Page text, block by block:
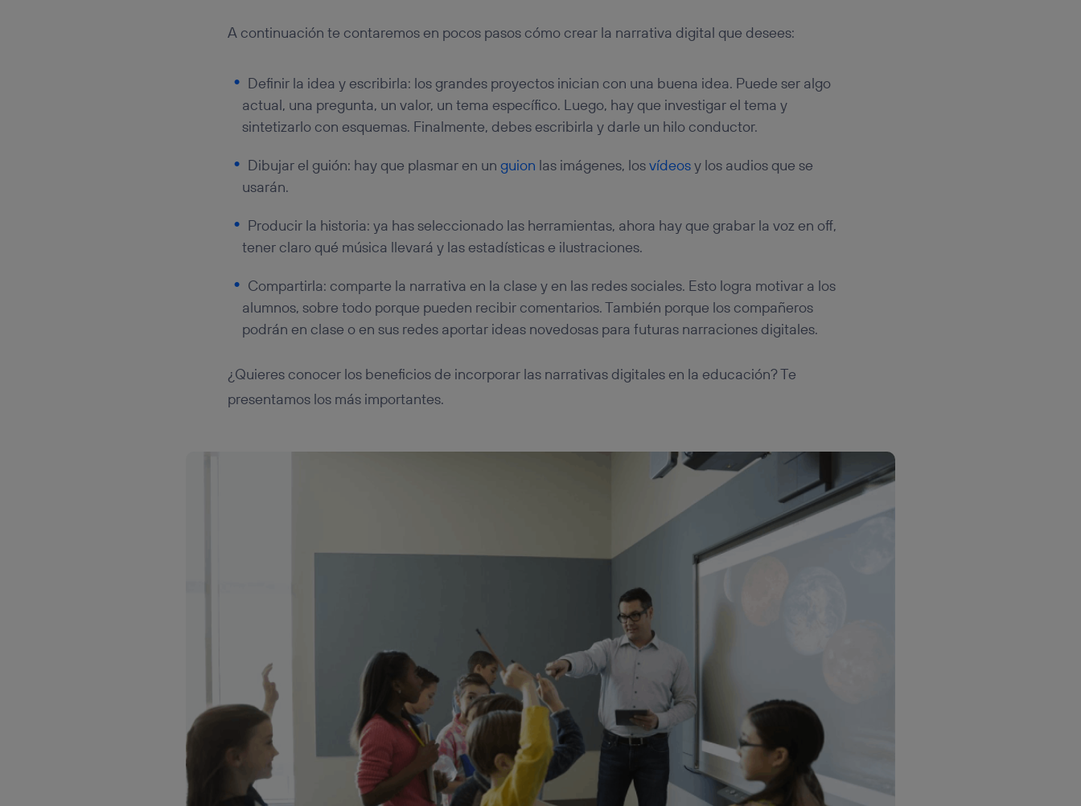
A continuación te contaremos en pocos pasos cómo crear la narrativa digital que desees:
Definir la idea y escribirla: los grandes proyectos inician con una buena idea. Puede ser algo
actual, una pregunta, un valor, un tema específico. Luego, hay que investigar el tema y
sintetizarlo con esquemas. Finalmente, debes escribirla y darle un hilo conductor.
Dibujar el guión: hay que plasmar en unguion las imágenes, losvídeosy los audios que se
usarán.
Producir la historia: ya has seleccionado las herramientas, ahora hay que grabar la voz en off,
tener claro qué música llevará y las estadísticas e ilustraciones.
Compartirla: comparte la narrativa en la clase y en las redes sociales. Esto logra motivar a los
alumnos, sobre todo porque pueden recibir comentarios. También porque los compañeros
podrán en clase o en sus redes aportar ideas novedosas para futuras narraciones digitales.
¿Quieres conocer los beneficios de incorporar las narrativas digitales en la educación? Te
presentamos los más importantes.